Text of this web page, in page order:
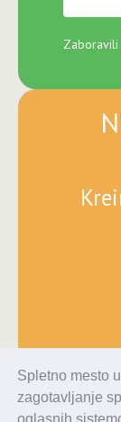
Spletno mesto
zagotavljanje
oglasnih
Zaboravili